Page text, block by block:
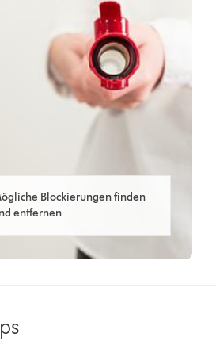
Blockierungen finden
entfernen